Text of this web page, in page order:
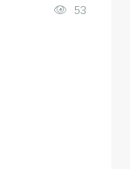
53